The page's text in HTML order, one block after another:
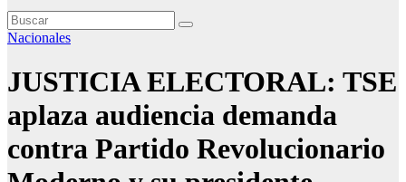
Nacionales
JUSTICIA ELECTORAL: TSE
aplaza audiencia demanda
contra Partido Revolucionario